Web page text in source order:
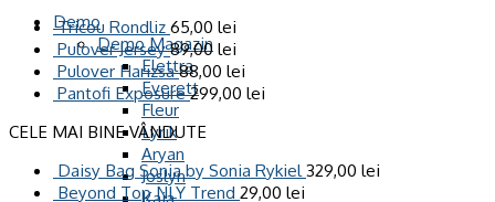
Demo
Demo Magazin
Elettra
Everett
Fleur
Lyrik
Aryan
Joslyn
Tricou Rondliz 65,00 lei
Pulover Jersey 89,00 lei
Pulover Harizsa 88,00 lei
Pantofi Exposure 299,00 lei
CELE MAI BINE VÂNDUTE
Daisy Bag Sonia by Sonia Rykiel 329,00 lei
Beyond Top NLY Trend 29,00 lei